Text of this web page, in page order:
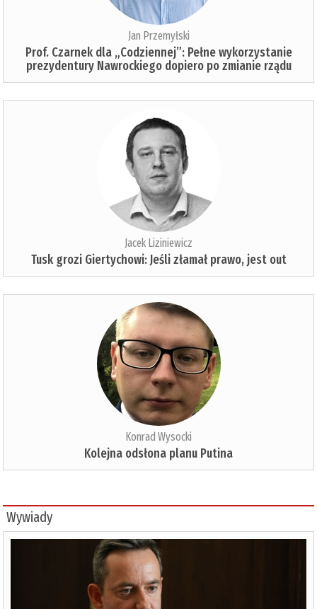
Jan Przemyłski
Prof. Czarnek dla „Codziennej”: Pełne wykorzystanie
prezydentury Nawrockiego dopiero po zmianie rządu
Jacek Liziniewicz
Tusk grozi Giertychowi: Jeśli złamał prawo, jest out
Konrad Wysocki
Kolejna odsłona planu Putina
Wywiady